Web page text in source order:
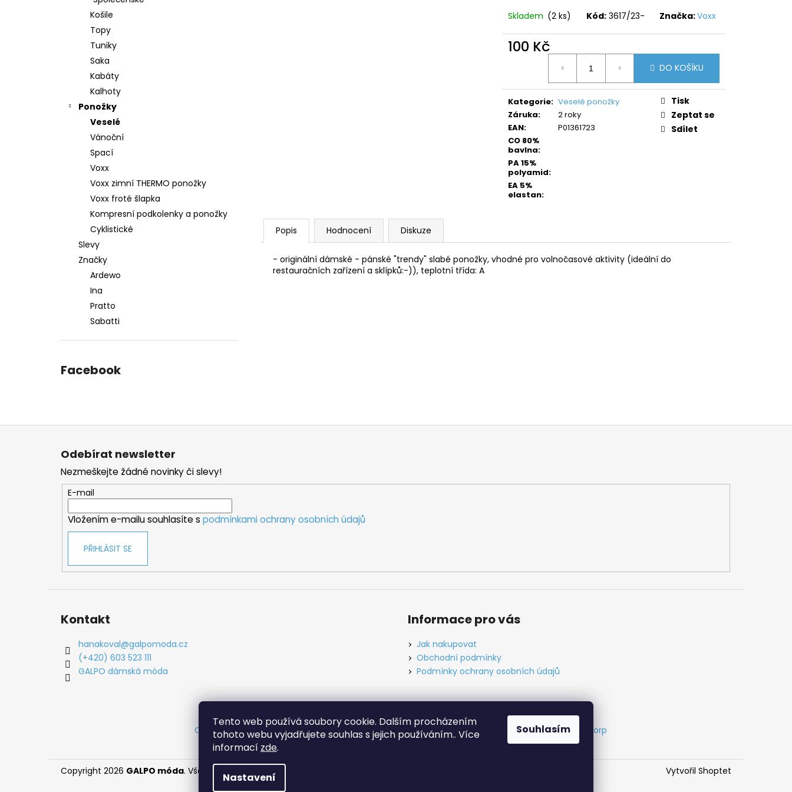
Tento web používá soubory cookie. Dalším procházením
tohoto webu vyjadřujete souhlas s jejich používáním.. Více
informací zde.
Nastavení
Souhlasím
Košile
Topy
Tuniky
Saka
Kabáty
Kalhoty
Ponožky
Veselé
Vánoční
Spací
Voxx
Voxx zimní THERMO ponožky
Voxx froté šlapka
Kompresní podkolenky a ponožky
Cyklistické
Slevy
Značky
Ardewo
Ina
Pratto
Sabatti
Facebook
Skladem (2 ks) Kód: 3617/23- Značka:Voxx
100 Kč
DO KOŠÍKU
Kategorie: Veselé ponožky
Záruka:
2 roky
EAN:
P01361723
CO 80%
bavlna:
PA 15%
polyamid:
EA 5%
elastan:
Tisk
Zeptat se
Sdílet
Popis Hodnocení Diskuze
- originální dámské - pánské "trendy" slabé ponožky, vhodné pro volnočasové aktivity (ideální do
restauračních zařízení a sklípků:-)), teplotní třída: A
Z
Odebírat newsletter
Nezmeškejte žádné novinky či slevy!
E-mail
Vložením e-mailu souhlasíte s podmínkami ochrany osobních údajů
PŘIHLÁSIT SE
Kontakt
hanakoval@galpomoda.cz
(+420) 603 523 111
GALPO dámská móda
Informace pro vás
Jak nakupovat
Obchodní podmínky
Podmínky ochrany osobních údajů
Obchodní podmínky Ochrana osobních údajů Tabulky velikostí Kontakt O nás Vytvořil Cabakorp
Vytvořil Shoptet
Copyright 2026 GALPO móda. Všechna práva vyhrazena.